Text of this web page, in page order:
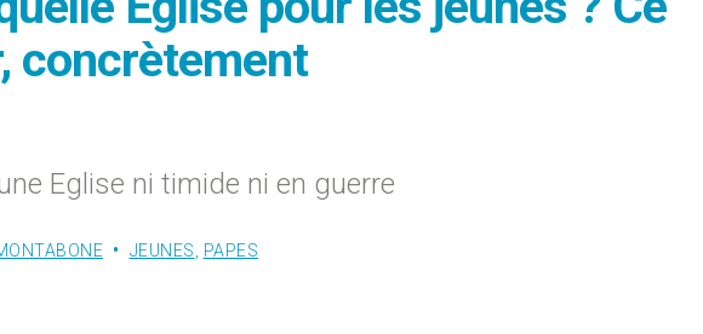
concrètement
Eglise ni timide ni en guerre
JEUNES PAPES